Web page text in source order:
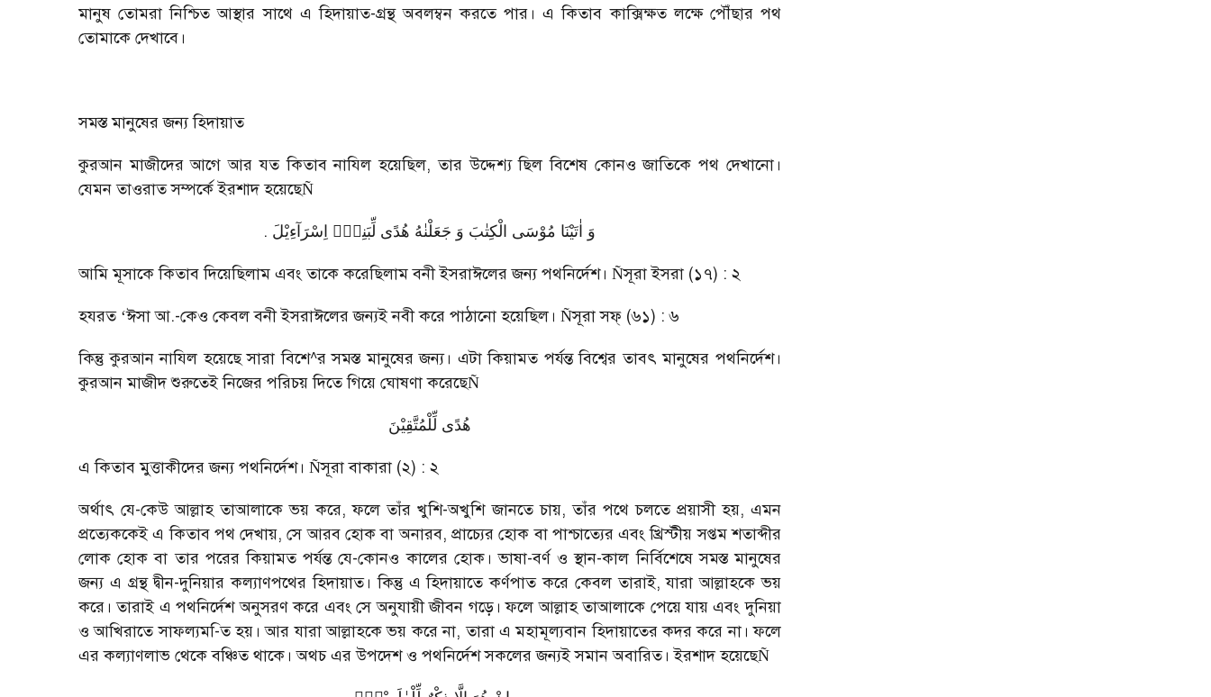
মানুষ তোমরা নিশ্চিত আস্থার সাথে এ হিদায়াত-গ্রন্থ অবলম্বন করতে পার। এ কিতাব কাক্সিক্ষত লক্ষে পৌঁছার পথ
তোমাকে দেখাবে।
সমস্ত মানুষের জন্য হিদায়াত
কুরআন মাজীদের আগে আর যত কিতাব নাযিল হয়েছিল,তার উদ্দেশ্য ছিল বিশেষ কোনও জাতিকে পথ দেখানো।
যেমন তাওরাত সম্পর্কে ইরশাদ হয়েছেÑ
وَ اٰتَیْنَا مُوْسَی الْكِتٰبَ وَ جَعَلْنٰهُ هُدًی لِّبَنِیْۤ اِسْرَآءِیْلَ .
আমি মূসাকে কিতাব দিয়েছিলাম এবং তাকে করেছিলাম বনী ইসরাঈলের জন্য পথনির্দেশ। Ñসূরা ইসরা (১৭) : ২
হযরত ‘ঈসা আ.-কেও কেবল বনী ইসরাঈলের জন্যই নবী করে পাঠানো হয়েছিল। Ñসূরা সফ্ (৬১) : ৬
কিন্তু কুরআন নাযিল হয়েছে সারা বিশে^র সমস্ত মানুষের জন্য। এটা কিয়ামত পর্যন্ত বিশ্বের তাবৎ মানুষের পথনির্দেশ।
কুরআন মাজীদ শুরুতেই নিজের পরিচয় দিতে গিয়ে ঘোষণা করেছেÑ
هُدًی لِّلْمُتَّقِیْنَ
এ কিতাব মুত্তাকীদের জন্য পথনির্দেশ। Ñসূরা বাকারা (২) : ২
অর্থাৎ যে-কেউ আল্লাহ তাআলাকে ভয় করে,ফলে তাঁর খুশি-অখুশি জানতে চায়,তাঁর পথে চলতে প্রয়াসী হয়, এমন
প্রত্যেককেই এ কিতাব পথ দেখায়,সে আরব হোক বা অনারব, প্রাচ্যের হোক বা পাশ্চাত্যের এবং খ্রিস্টীয় সপ্তম শতাব্দীর
লোক হোক বা তার পরের কিয়ামত পর্যন্ত যে-কোনও কালের হোক। ভাষা-বর্ণ ও স্থান-কাল নির্বিশেষে সমস্ত মানুষের
জন্য এ গ্রন্থ দ্বীন-দুনিয়ার কল্যাণপথের হিদায়াত। কিন্তু এ হিদায়াতে কর্ণপাত করে কেবল তারাই,যারা আল্লাহকে ভয়
করে। তারাই এ পথনির্দেশ অনুসরণ করে এবং সে অনুযায়ী জীবন গড়ে। ফলে আল্লাহ তাআলাকে পেয়ে যায় এবং দুনিয়া
ও আখিরাতে সাফল্যম-িত হয়। আর যারা আল্লাহকে ভয় করে না,তারা এ মহামূল্যবান হিদায়াতের কদর করে না। ফলে
এর কল্যাণলাভ থেকে বঞ্চিত থাকে। অথচ এর উপদেশ ও পথনির্দেশ সকলের জন্যই সমান অবারিত। ইরশাদ হয়েছেÑ